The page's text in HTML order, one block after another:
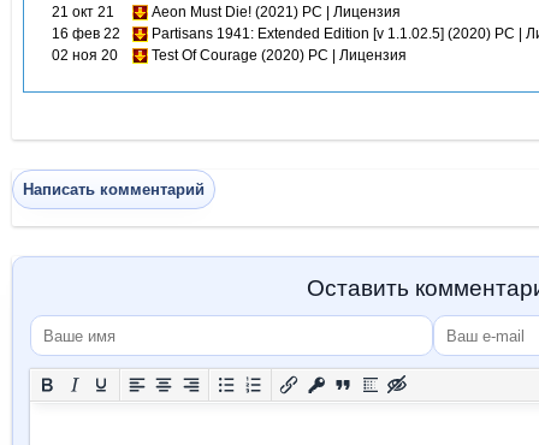
21 окт 21
Aeon Must Die! (2021) PC | Лицензия
16 фев 22
Partisans 1941: Extended Edition [v 1.1.02.5] (2020) PC |
02 ноя 20
Test Of Courage (2020) PC | Лицензия
Написать комментарий
Оставить